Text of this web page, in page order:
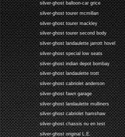
silver-ghost balloon-car grice
silver-ghost tourer mcmillan
silver-ghost tourer mackley
silver-ghost tourer second body
silver-ghost landaulette jarrott hovel
silver-ghost special low seats
silver-ghost indian depot bombay
silver-ghost landaulette trott
silver-ghost cabriolet anderson
silver-ghost fawn garage
silver-ghost landaulette mulliners
silver-ghost cabriolet hamshaw
silver-ghost chassis nu en test
silver-ghost original L.E.